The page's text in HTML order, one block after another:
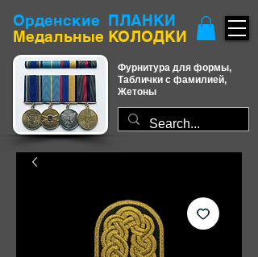
Орденские ПЛАНКИ
​Медальные КОЛОДКИ
Фурнитура для формы,
Таблички с фамилией,
Жетоны